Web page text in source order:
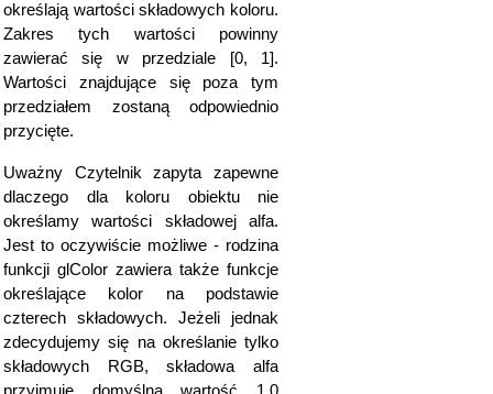
określają wartości składowych koloru.
Zakres tych wartości powinny
zawierać się w przedziale [0, 1].
Wartości znajdujące się poza tym
przedziałem zostaną odpowiednio
przycięte.
Uważny Czytelnik zapyta zapewne
dlaczego dla koloru obiektu nie
określamy wartości składowej alfa.
Jest to oczywiście możliwe - rodzina
funkcji glColor zawiera także funkcje
określające kolor na podstawie
czterech składowych. Jeżeli jednak
zdecydujemy się na określanie tylko
składowych RGB, składowa alfa